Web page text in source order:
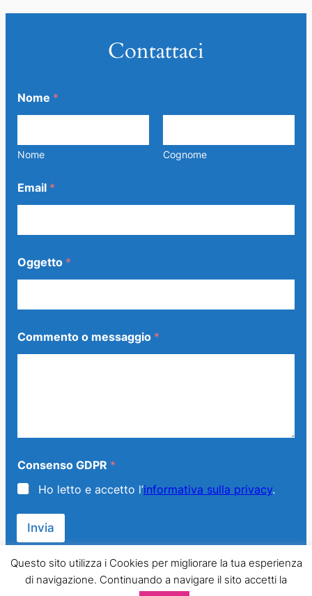
Contattaci
Nome *
Nome Cognome
Email *
Oggetto *
o
m
m
m
e
n
t
G
P
Commento o messaggio *
Consenso GDPR *
Ho letto e accetto l’informativa sulla privacy.
Invia
© 2013 – 2024 Generazione Famiglia – LMPT Italia. All Rights
Questo sito utilizza i Cookies per migliorare la tua esperienza
di navigazione. Continuando a navigare il sito accetti la